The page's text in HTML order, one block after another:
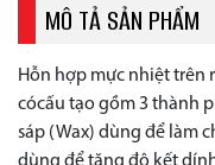
MÔ TẢ SẢN PHẨM
Hỗn hợp mực nhiệt
cócấu tạo gồm 3 thành
sáp (Wax) dùng để làm
dùng để tăng độ kết